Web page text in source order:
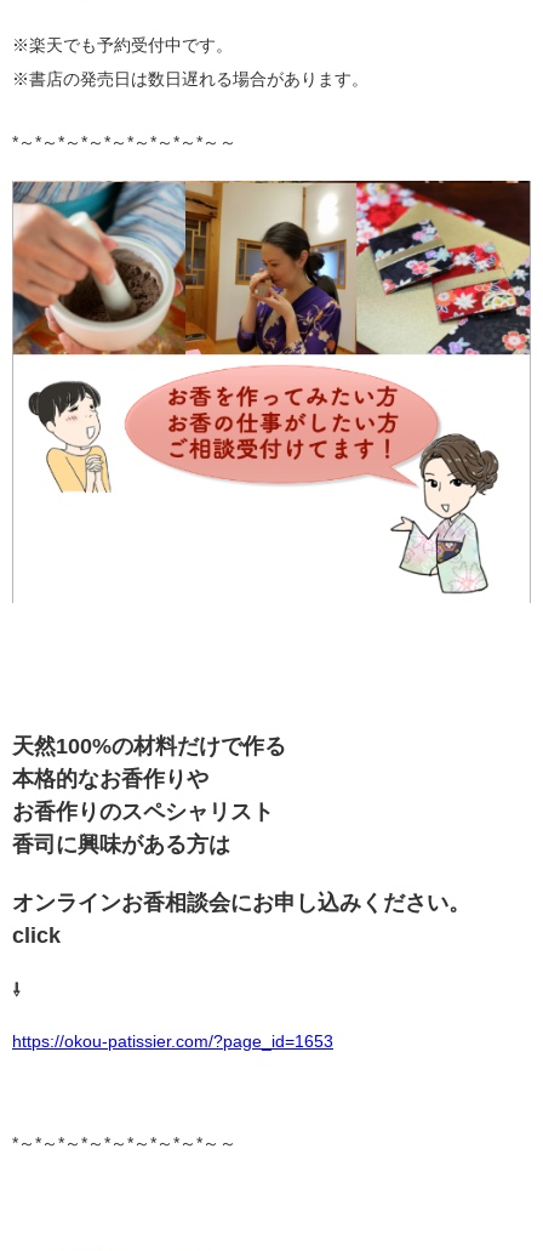
※楽天でも予約受付中です。
※書店の発売日は数日遅れる場合があります。
*～*～*～*～*～*～*～*～*～～
天然100%の材料だけで作る
本格的なお香作りや
お香作りのスペシャリスト
香司に興味がある方は
オンラインお香相談会にお申し込みください。
click
⇩
https://okou-patissier.com/?page_id=1653
*～*～*～*～*～*～*～*～*～～